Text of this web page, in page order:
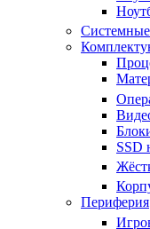
SSD
Периферия